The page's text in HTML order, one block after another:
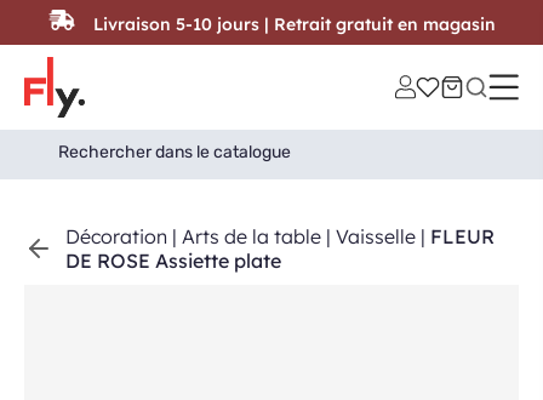
Passer au contenu
Search
for:
Search Button
Décoration | Arts de la table | Vaisselle | FLEUR
DE ROSE Assiette plate
Livraison 5-10 jours | Retrait gratuit en magasin